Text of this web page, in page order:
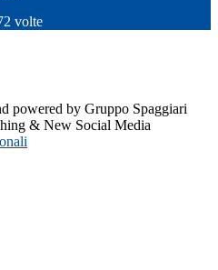
volte
powered by Gruppo Spaggiari
& New Social Media